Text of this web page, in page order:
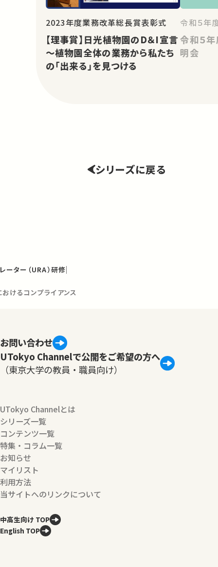
2023年度業務改革総長賞表彰式
【理事賞】日光植物園のD＆I宣言
～植物園全体の業務から私たち
の「出来る」を見つける
令和５年
令和５
明会
シリーズに戻る
ーター（URA）研修
けるコンプライアンス
お問い合わせ
UTokyo Channelで公開をご希望の方へ
（東京大学の教員・職員向け）
UTokyo Channelとは
シリーズ一覧
コンテンツ一覧
特集・コラム一覧
お知らせ
マイリスト
利用方法
当サイトへのリンクについて
中高生向け TOP
English TOP